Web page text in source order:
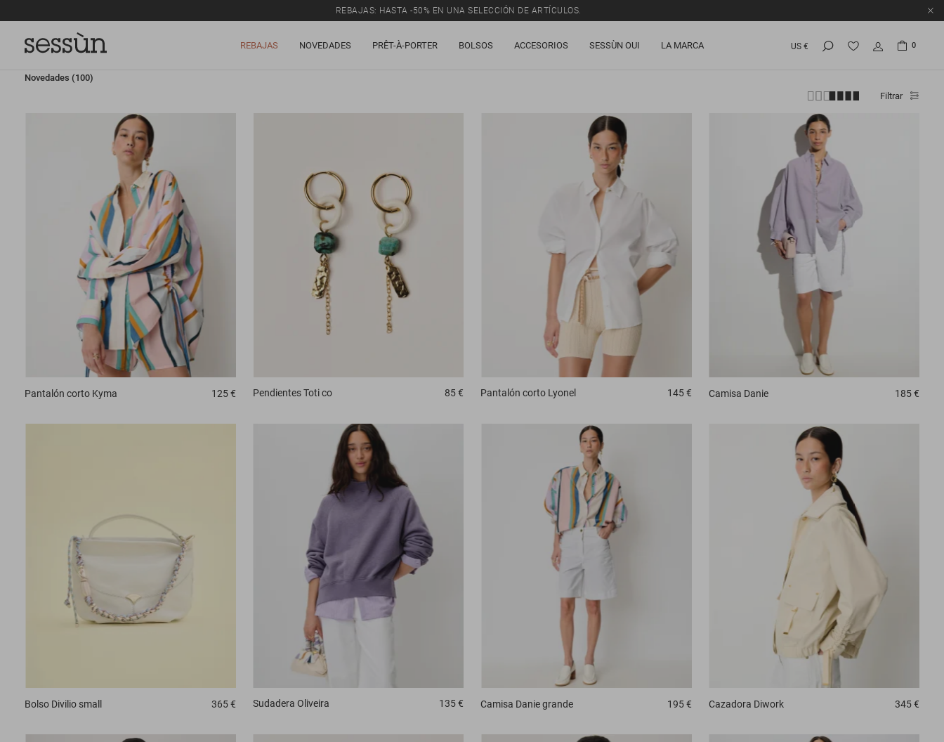
REBAJAS: HASTA -50% EN UNA SELECCIÓN DE ARTÍCULOS.
REBAJAS NOVEDADES PRÊT-À-PORTER BOLSOS ACCESORIOS SESSÙN OUI LA MARCA US € 0
Novedades (100)
Filtrar
Pantalón corto Kyma 125 € Pendientes Toti co 85 € Pantalón corto Lyonel 145 € Camisa Danie 185 €
Bolso Divilio small 365 € Sudadera Oliveira 135 € Camisa Danie grande 195 € Cazadora Diwork 345 €